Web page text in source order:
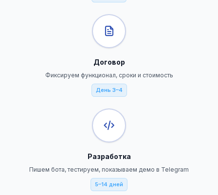
Договор
Фиксируем функционал, сроки и стоимость
День 3–4
Разработка
Пишем бота, тестируем, показываем демо в Telegram
5–14 дней